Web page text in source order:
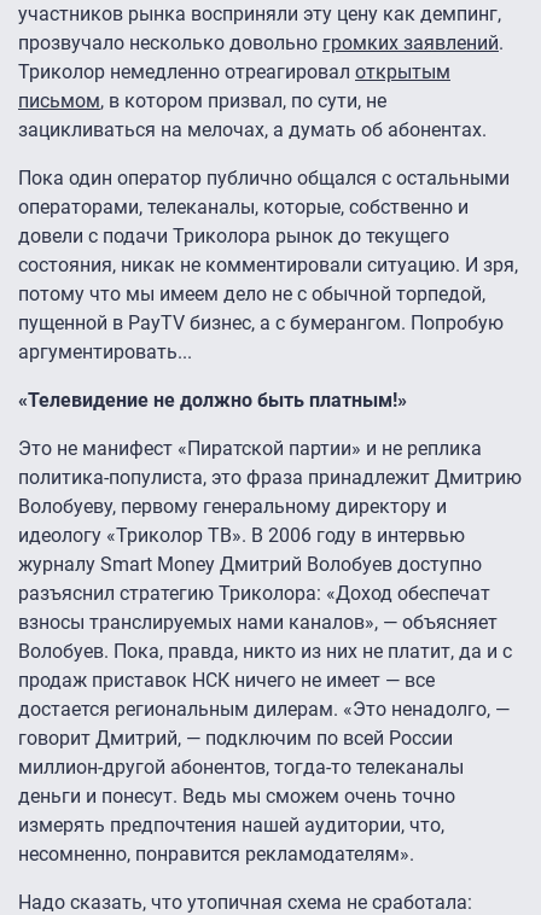
участников рынка восприняли эту цену как демпинг,
прозвучало несколько довольно громких заявлений.
Триколор немедленно отреагировал открытым
письмом, в котором призвал, по сути, не
зацикливаться на мелочах, а думать об абонентах.
Пока один оператор публично общался с остальными
операторами, телеканалы, которые, собственно и
довели с подачи Триколора рынок до текущего
состояния, никак не комментировали ситуацию. И зря,
потому что мы имеем дело не с обычной торпедой,
пущенной в PayTV бизнес, а с бумерангом. Попробую
аргументировать...
«Телевидение не должно быть платным!»
Это не манифест «Пиратской партии» и не реплика
политика-популиста, это фраза принадлежит Дмитрию
Волобуеву, первому генеральному директору и
идеологу «Триколор ТВ». В 2006 году в интервью
журналу Smart Money Дмитрий Волобуев доступно
разъяснил стратегию Триколора: «Доход обеспечат
взносы транслируемых нами каналов», — объясняет
Волобуев. Пока, правда, никто из них не платит, да и с
продаж приставок НСК ничего не имеет — все
достается региональным дилерам. «Это ненадолго, —
говорит Дмитрий, — подключим по всей России
миллион-другой абонентов, тогда-то телеканалы
деньги и понесут. Ведь мы сможем очень точно
измерять предпочтения нашей аудитории, что,
несомненно, понравится рекламодателям».
Надо сказать, что утопичная схема не сработала: